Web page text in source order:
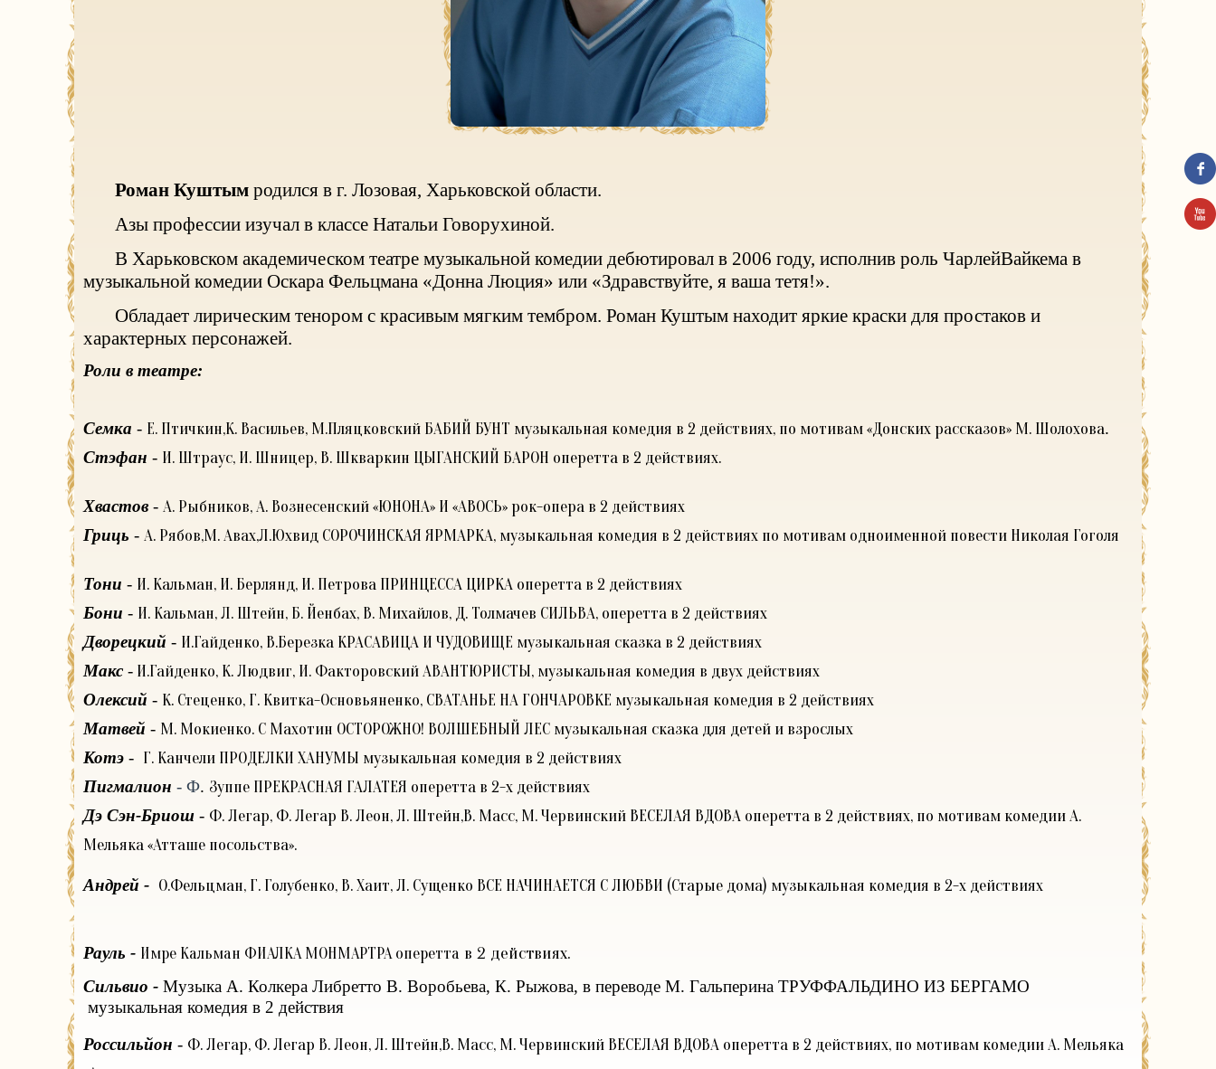
Роман Куштым родился в г. Лозовая, Харьковской области.
Азы профессии изучал в классе Натальи Говорухиной.
В Харьковском академическом театре музыкальной комедии дебютировал в 2006 году, исполнив роль ЧарлейВайкема в
музыкальной комедии Оскара Фельцмана «Донна Люция» или «Здравствуйте, я ваша тетя!».
Обладает лирическим тенором с красивым мягким тембром. Роман Куштым находит яркие краски для простаков и
характерных персонажей.
Роли в театре:
Семка - Е. Птичкин,К. Васильев, М.Пляцковский БАБИЙ БУНТ музыкальная комедия в 2 действиях, по мотивам «Донских рассказов» М. Шолохова.
Стэфан - И. Штраус, И. Шницер, В. Шкваркин ЦЫГАНСКИЙ БАРОН оперетта в 2 действиях.
Хвастов - А. Рыбников, А. Вознесенский «ЮНОНА» И «АВОСЬ» рок-опера в 2 действиях
Гриць - А. Рябов,М. Авах,Л.Юхвид СОРОЧИНСКАЯ ЯРМАРКА, музыкальная комедия в 2 действиях по мотивам одноименной повести Николая Гоголя
Тони - И. Кальман, И. Берлянд, И. Петрова ПРИНЦЕССА ЦИРКА оперетта в 2 действиях
Бони - И. Кальман, Л. Штейн, Б. Йенбах, В. Михайлов, Д. Толмачев СИЛЬВА, оперетта в 2 действиях
Дворецкий - И.Гайденко, В.Березка КРАСАВИЦА И ЧУДОВИЩЕ музыкальная сказка в 2 действиях
Макс - И.Гайденко, К. Людвиг, И. Факторовский АВАНТЮРИСТЫ, музыкальная комедия в двух действиях
Олексий - К. Стеценко, Г. Квитка-Основьяненко, СВАТАНЬЕ НА ГОНЧАРОВКЕ музыкальная комедия в 2 действиях
Матвей - М. Мокиенко. С Махотин ОСТОРОЖНО! ВОЛШЕБНЫЙ ЛЕС музыкальная сказка для детей и взрослых
Котэ - Г. Канчели ПРОДЕЛКИ ХАНУМЫ музыкальная комедия в 2 действиях
Пигмалион - Ф. Зуппе ПРЕКРАСНАЯ ГАЛАТЕЯ оперетта в 2-х действиях
Дэ Сэн-Бриош - Ф. Легар, Ф. Легар В. Леон, Л. Штейн,В. Масс, М. Червинский ВЕСЕЛАЯ ВДОВА оперетта в 2 действиях, по мотивам комедии А.
Мельяка «Атташе посольства».
Андрей - О.Фельцман, Г. Голубенко, В. Хаит, Л. Сущенко ВСЕ НАЧИНАЕТСЯ С ЛЮБВИ (Старые дома) музыкальная комедия в 2-х действиях
Рауль - Имре Кальман ФИАЛКА МОНМАРТРА оперетта в 2 действиях.
Сильвио - Музыка А. Колкера Либретто В. Воробьева, К. Рыжова, в переводе М. Гальперина ТРУФФАЛЬДИНО ИЗ БЕРГАМО
музыкальная комедия в 2 действия
Россильйон - Ф. Легар, Ф. Легар В. Леон, Л. Штейн,В. Масс, М. Червинский ВЕСЕЛАЯ ВДОВА оперетта в 2 действиях, по мотивам комедии А. Мельяка